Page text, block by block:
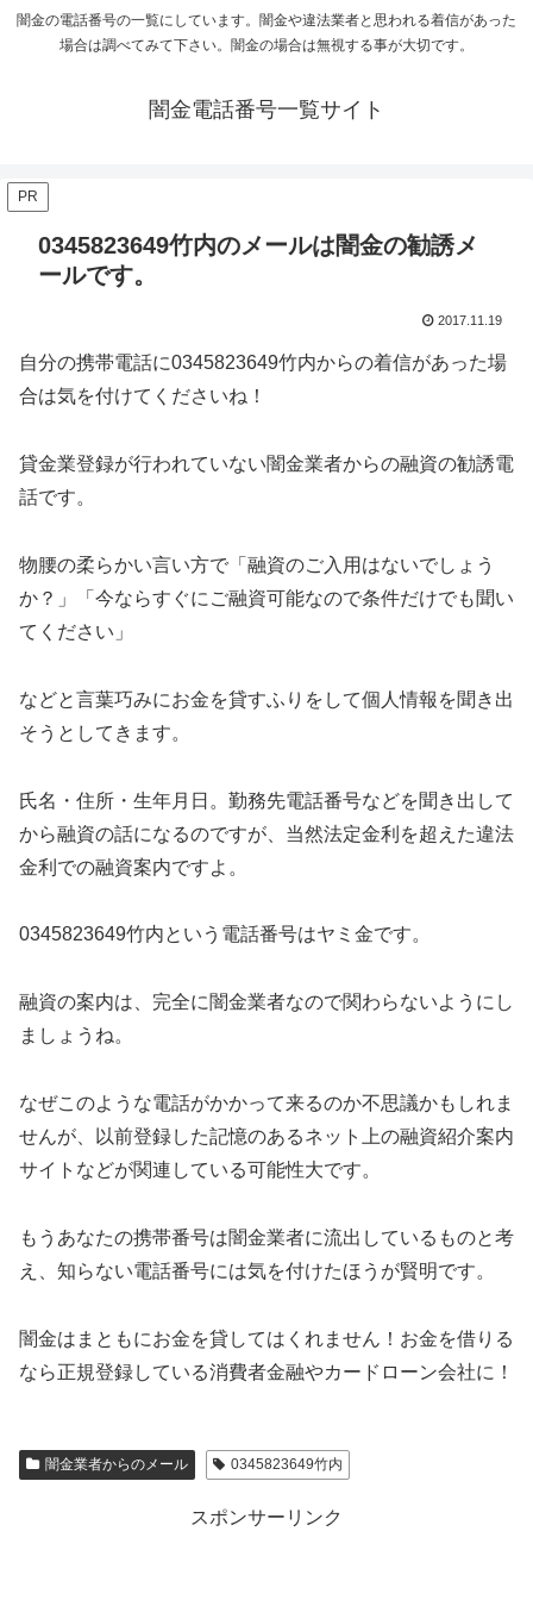
闇金の電話番号の一覧にしています。闇金や違法業者と思われる着信があった
場合は調べてみて下さい。闇金の場合は無視する事が大切です。
闇金電話番号一覧サイト
PR
0345823649竹内のメールは闇金の勧誘メ
ールです。
2017.11.19
自分の携帯電話に0345823649竹内からの着信があった場
合は気を付けてくださいね！
貸金業登録が行われていない闇金業者からの融資の勧誘電
話です。
物腰の柔らかい言い方で「融資のご入用はないでしょう
か？」「今ならすぐにご融資可能なので条件だけでも聞い
てください」
などと言葉巧みにお金を貸すふりをして個人情報を聞き出
そうとしてきます。
氏名・住所・生年月日。勤務先電話番号などを聞き出して
から融資の話になるのですが、当然法定金利を超えた違法
金利での融資案内ですよ。
0345823649竹内という電話番号はヤミ金です。
融資の案内は、完全に闇金業者なので関わらないようにし
ましょうね。
なぜこのような電話がかかって来るのか不思議かもしれま
せんが、以前登録した記憶のあるネット上の融資紹介案内
サイトなどが関連している可能性大です。
もうあなたの携帯番号は闇金業者に流出しているものと考
え、知らない電話番号には気を付けたほうが賢明です。
闇金はまともにお金を貸してはくれません！お金を借りる
なら正規登録している消費者金融やカードローン会社に！
闇金業者からのメール 0345823649竹内
スポンサーリンク